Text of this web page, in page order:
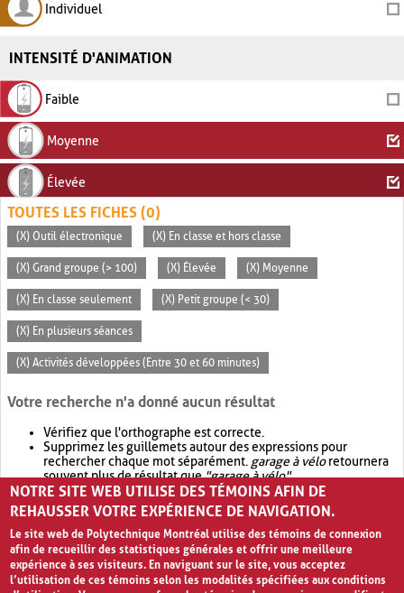
Individuel
INTENSITÉ D'ANIMATION
Faible
Moyenne
Élevée
TOUTES LES FICHES (0)
(X) Outil électronique (X) En classe et hors classe
(X) Grand groupe (> 100) (X) Élevée (X) Moyenne
(X) En classe seulement (X) Petit groupe (< 30)
(X) En plusieurs séances
(X) Activités développées (Entre 30 et 60 minutes)
Votre recherche n'a donné aucun résultat
Vérifiez que l'orthographe est correcte.
Supprimez les guillemets autour des expressions pour
rechercher chaque mot séparément. garage à véloretournera
souvent plus de résultat que"garage à vélo".
Envisagez d'élargir votre recherche avec OR.garage OR vélo
retournera souvent plus de résultat quegarage à vélo
NOTRE SITE WEB UTILISE DES TÉMOINS AFIN DE
REHAUSSER VOTRE EXPÉRIENCE DE NAVIGATION.
Le site web de Polytechnique Montréal utilise des témoins de connexion
afin de recueillir des statistiques générales et offrir une meilleure
expérience à ses visiteurs. En naviguant sur le site, vous acceptez
l’utilisation de ces témoins selon les modalités spécifiées aux conditions